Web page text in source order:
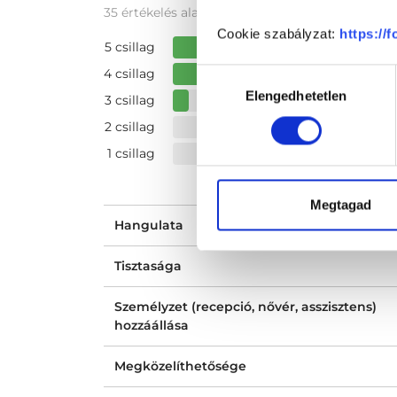
Cookie szabályzat: https://
kiválasztásaElengedhetetlen
Megtagad
35 értékelés alapján
5 csillag
4 csillag
3 csillag
2 csillag
1 csillag
Hangulata
Tisztasága
Személyzet (recepció, nővér, asszisztens)
hozzáállása
Megközelíthetősége